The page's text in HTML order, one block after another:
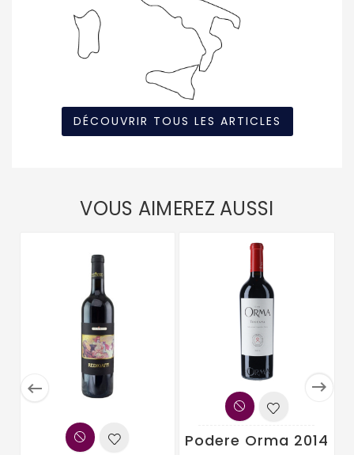
DÉCOUVRIR TOUS LES ARTICLES
VOUS AIMEREZ AUSSI
 
Podere Orma 2014